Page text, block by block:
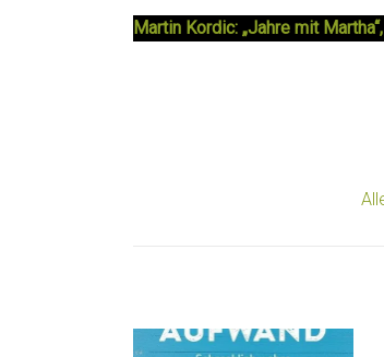
Martin Kordic: „Jahre mit